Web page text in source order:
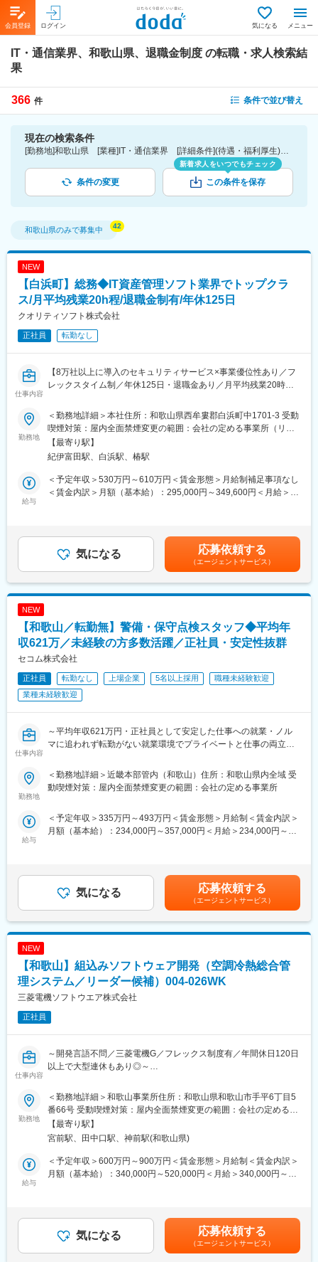
会員登録 ログイン 気になる メニュー
IT・通信業界、和歌山県、退職金制度 の転職・求人検索結
果
366 件 条件で並び替え
現在の検索条件
[勤務地]和歌山県 [業種]IT・通信業界 [詳細条件](待遇・福利厚生)退職金制度
条件の変更
新着求人をいつでもチェック
この条件を保存
和歌山県のみで募集中
NEW
【白浜町】総務◆IT資産管理ソフト業界でトップクラ
ス/月平均残業20h程/退職金制有/年休125日
クオリティソフト株式会社
正社員 転勤なし
仕事内容
【8万社以上に導入のセキュリティサービス×事業優位性あり／フ
レックスタイム制／年休125日・退職金あり／月平均残業20時間
■業務内容
国内シェアNo.1のクラウド型セキュリティサービスを開発するIT
企業の当社にて、組織体制の強化のため総務担当を採用します。
【具体的な業務内容】
日常的な庶務業務については、庶務業務中心のメンバーで対応す
る体制です。
用、災害時のBCP（事業継続計画）の策定・体制強化
（3）会議体運営・法務サポート：取締役会や株主総会などの運
運用
（6）庶務・環境整備：備品や印刷物の発注・管理、電話・来客対
応、贈答品管理のほか、独自施策である「健康昼食会（社長を交
■組織構成
ィス3名総務が配属されております。今回ご入社いただく方には総
務における中核メンバーとしての活躍を期待しており、総務業務
います。
■就業環境
残業は20時間程度です。また会社の規定では週２回程度のリモー
トが可能ですが、現状総務のメンバーは基本的に出社をしており
■当社について
当社はクラウドIT資産管理ツール「ISM CloudOne」を開発してお
り8万社以上に導入され、7年連続国内シェアNo.1です。これは、
まだクラウド市場が未開拓であった時にいち早く同サービスの開
発・参入に成功し、大手顧客を始めとした多くの顧客を最初に獲
変更の範囲：会社の定める業務
勤務地
＜勤務地詳細＞本社住所：和歌山県西牟婁郡白浜町中1701-3 受動
喫煙対策：屋内全面禁煙変更の範囲：会社の定める事業所（リモ
ートワーク含む）
【最寄り駅】
紀伊富田駅、白浜駅、椿駅
給与
＜予定年収＞530万円～610万円＜賃金形態＞月給制補足事項なし
＜賃金内訳＞月額（基本給）：295,000円～349,600円＜月給＞
があります。月給(月額)は固定手当を含めた表記です。
気になる 応募依頼する
（エージェントサービス）
NEW
【和歌山／転勤無】警備・保守点検スタッフ◆平均年
収621万／未経験の方多数活躍／正社員・安定性抜群
セコム株式会社
正社員 転勤なし 上場企業 5名以上採用
職種未経験歓迎
業種未経験歓迎
仕事内容
～平均年収621万円・正社員として安定した仕事への就業・ノル
マに追われず転勤がない就業環境でプライベートと仕事の両立が
■業務概要
ご契約先に設置された防犯センサーが異常を検知した際や、火災
信号、救急信号を受信した際に、コントロールセンターの指示で
被害の拡大防止や未然の防止が目的のため危険を冒すことはござ
いません。
■業務詳細
・駆け付け対処：個人宅やATM、交通事故現場へ駆けつけての一
・保守点検：センサーや電池の交換。
・その他：緊急対処、巡回、警備強化の提案等
■セコムで働く魅力
★評価制度※平均年収621万
資格級や年齢により毎年昇給のチャンスがあります。自身の頑張
★プライベートと両立
年間を通して自由な時期に取得できる柔軟な休暇制度「フレック
イフスタイルに合わせた幅広い働き方と長期就業が可能です。
★キャリアステップ
入社後は「警備職、営業職、事務職」などでそれぞれのキャリア
を歩むことが可能です。
https://www.secom.co.jp/recruit/01/style/interview01.html
か月で基礎研修、1年半で中堅研修、3～5年で管理職研修等手厚
く研修をご用意しています。
・入社後研修詳細
期間：4泊5日
勤務地
＜勤務地詳細＞近畿本部管内（和歌山）住所：和歌山県内全域 受
動喫煙対策：屋内全面禁煙変更の範囲：会社の定める事業所
給与
＜予定年収＞335万円～493万円＜賃金形態＞月給制＜賃金内訳＞
月額（基本給）：234,000円～357,000円＜月給＞234,000円～
気になる 応募依頼する
（エージェントサービス）
NEW
【和歌山】組込みソフトウェア開発（空調冷熱総合管
理システム／リーダー候補）004-026WK
三菱電機ソフトウエア株式会社
正社員
仕事内容
～開発言語不問／三菱電機G／フレックス制度有／年間休日120日
以上で大型連休もあり◎～
■募集背景：
省エネに対する社会の動きもあり、業務用空調（ビル空調）の統
合管理システムのニーズが増えています。ビル全体の統合管理シ
ステムがクラウドとつながり、物件全体の故障監視も可能になり
システム開発ニーズが増えていることによる増員募集です。
■業務内容：
■業務詳細：
◇システムコントローラと呼ばれる専用ハードウェアを扱う組込
勤務地
＜勤務地詳細＞和歌山事業所住所：和歌山県和歌山市手平6丁目5
番66号 受動喫煙対策：屋内全面禁煙変更の範囲：会社の定める事
業所（リモートワーク含む）
【最寄り駅】
宮前駅、田中口駅、神前駅(和歌山県)
給与
＜予定年収＞600万円～900万円＜賃金形態＞月給制＜賃金内訳＞
月額（基本給）：340,000円～520,000円＜月給＞340,000円～
過する分は追加支給）■給与改定：年1回（4月）■賞与：年2回賃
金はあくまでも目安の金額であり、選考を通じて上下する可能性
があります。月給(月額)は固定手当を含めた表記です。
気になる 応募依頼する
（エージェントサービス）